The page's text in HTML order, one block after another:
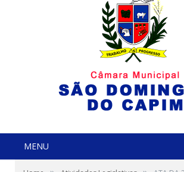
MENU